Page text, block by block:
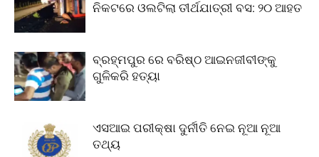
ନିକଟରେ ଓଲଟିଲା ତୀର୍ଥଯାତ୍ରୀ ବସ: ୨୦ ଆହତ
ବ୍ରହ୍ମପୁର ରେ ବରିଷ୍ଠ ଆଇନଜୀବୀଙ୍କୁ
ଗୁଳିକରି ହତ୍ୟା
ଏସଆଇ ପରୀକ୍ଷା ଦୁର୍ନୀତି ନେଇ ନୂଆ ନୂଆ
ତଥ୍ୟ